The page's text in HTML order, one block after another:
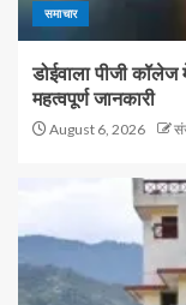
समाचार
डोईवाला पीजी कॉलेज
महत्वपूर्ण जानकारी
August 6, 2026